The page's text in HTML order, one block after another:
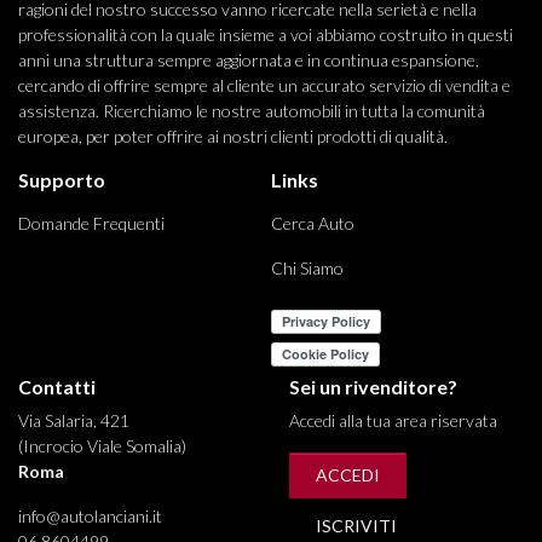
ragioni del nostro successo vanno ricercate nella serietà e nella
professionalità con la quale insieme a voi abbiamo costruito in questi
anni una struttura sempre aggiornata e in continua espansione,
cercando di offrire sempre al cliente un accurato servizio di vendita e
assistenza. Ricerchiamo le nostre automobili in tutta la comunità
europea, per poter offrire ai nostri clienti prodotti di qualità.
Supporto
Domande Frequenti
Links
Cerca Auto
Chi Siamo
Contatti
Via Salaria, 421
(Incrocio Viale Somalia)
Roma
info@autolanciani.it
Sei un rivenditore?
Accedi alla tua area riservata
ACCEDI
ISCRIVITI